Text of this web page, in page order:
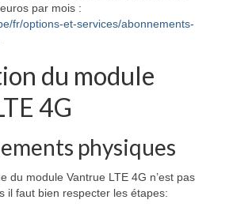
par mois :
fr/options-et-services/abonnements-
du module
4G
physiques
du module Vantrue LTE 4G n’est pas
il faut bien respecter les étapes: